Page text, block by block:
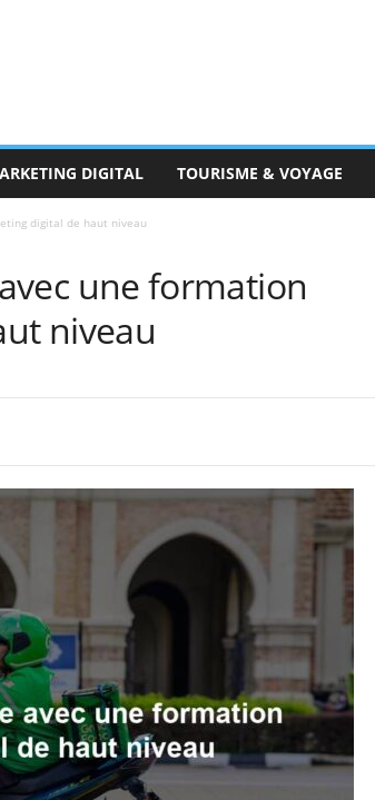
DIGITAL TOURISME & VOYAGE
digital de haut niveau
une formation
niveau